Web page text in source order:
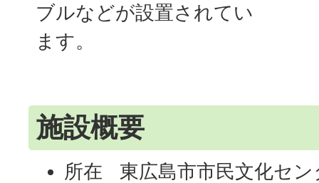
ブルなどが設置されてい
ます。
施設概要
所在 東広島市市民文化セン